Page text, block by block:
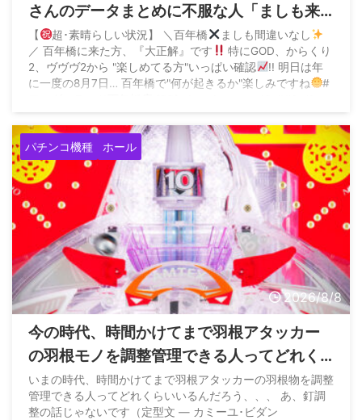
さんのデータまとめに不服な人「ましも来
店百年橋ほぼ毎回抜いてるやん、そんなん
ならマイホに来ないでください」
【 超･素晴らしい状況】 ＼百年橋
ましも間違いなし
／ 百年橋に来た方、『大正解』です
特にGOD、からくり
2、ヴヴヴ2から "楽しめてる方"いっぱい確認
!! 明日は年
に一度の8月7日… 百年橋で"何が起きるか"楽しみですね
#
パチンコ機種 ホール
2026/8/8
今の時代、時間かけてまで羽根アタッカー
の羽根モノを調整管理できる人ってどれく
らいいるの？
いまの時代、時間かけてまで羽根アタッカーの羽根物を調整
管理できる人ってどれくらいいるんだろう、、、 あ、釘調
整の話じゃないです（定型文 — カミーユ･ビダン